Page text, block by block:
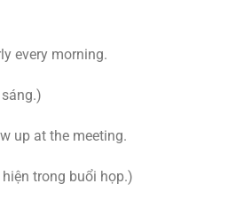
every morning.
up at the meeting.
trong buổi họp.)